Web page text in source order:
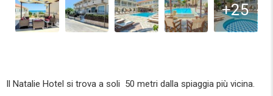
+25
Il Natalie Hotel si trova a soli 50 metri dalla spiaggia più vicina.